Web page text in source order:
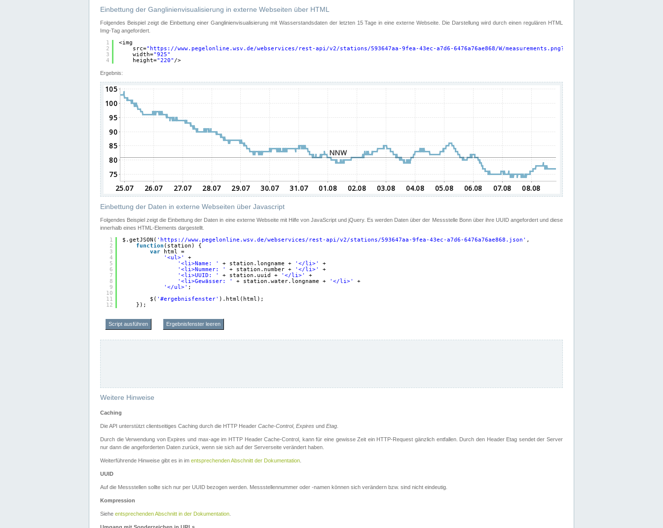
Einbettung der Ganglinienvisualisierung in externe Webseiten über HTML
Folgendes Beispiel zeigt die Einbettung einer Ganglinienvisualisierung mit Wasserstandsdaten der letzten 15 Tage in eine externe Webseite. Die Darstellung wird durch einen regulären HTML
Img-Tag angefordert.
1
2
3
4
<img
src=" https://www.pegelonline.wsv.de/webservices/rest-api/v2/stations/593647aa-9fea-43ec-a7d6-6476a76ae868/W/
width="925"
height="220" />
Ergebnis:
Einbettung der Daten in externe Webseiten über Javascript
Folgendes Beispiel zeigt die Einbettung der Daten in eine externe Webseite mit Hilfe von JavaScript und jQuery. Es werden Daten über der Messstelle Bonn über ihre UUID angefordert und diese
innerhalb eines HTML-Elements dargestellt.
1
2
3
4
5
6
7
8
9
10
11
12
$.getJSON( ' https://www.pegelonline.wsv.de/webservices/rest-api/v2/stations/593647aa-9fea-43ec-a7d6-6476a76ae868.json ' ,
function (station) {
var
html =
'<ul>'
+
'<li>Name: '
+ station.longname + '</li>'
+
'<li>Nummer: '
+ station.number + '</li>'
+
'<li>UUID: '
+ station.uuid + '</li>'
+
'<li>Gewässer: '
+ station.water.longname + '</li>'
+
'</ul>' ;
$( '#ergebnisfenster' ).html(html);
});
Script ausführen Ergebnisfenster leeren
Weitere Hinweise
Caching
Die API unterstützt clientseitiges Caching durch die HTTP Header Cache-Control, Expires und Etag.
Durch die Verwendung von Expires und max-age im HTTP Header Cache-Control, kann für eine gewisse Zeit ein HTTP-Request gänzlich entfallen. Durch den Header Etag sendet der Server
nur dann die angeforderten Daten zurück, wenn sie sich auf der Serverseite verändert haben.
Weiterführende Hinweise gibt es in im entsprechenden Abschnitt der Dokumentation.
UUID
Auf die Messstellen sollte sich nur per UUID bezogen werden. Messstellennummer oder -namen können sich verändern bzw. sind nicht eindeutig.
Kompression
Siehe entsprechenden Abschnitt in der Dokumentation.